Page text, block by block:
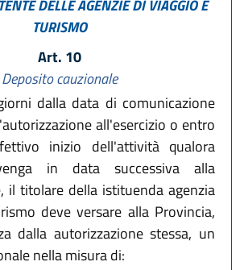
DELLE AGENZIE DI VIAGGIO E
TURISMO
Art. 10
Deposito cauzionale
dalla data di comunicazione
all'esercizio o entro
inizio dell'attività qualora
in data successiva alla
il titolare della istituenda agenzia
deve versare alla Provincia,
dalla autorizzazione stessa, un
nella misura di: